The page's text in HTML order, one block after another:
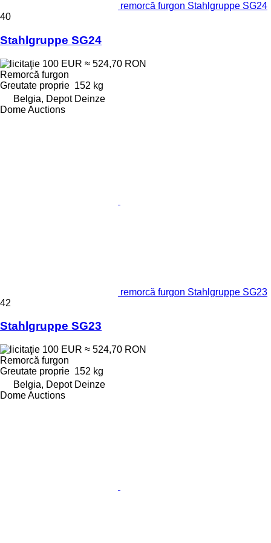
remorcă furgon Stahlgruppe SG24
40
Stahlgruppe SG24
100 EUR ≈ 524,70 RON
Remorcă furgon
Greutate proprie 152 kg
Belgia, Depot Deinze
Dome Auctions
remorcă furgon Stahlgruppe SG23
42
Stahlgruppe SG23
100 EUR ≈ 524,70 RON
Remorcă furgon
Greutate proprie 152 kg
Belgia, Depot Deinze
Dome Auctions